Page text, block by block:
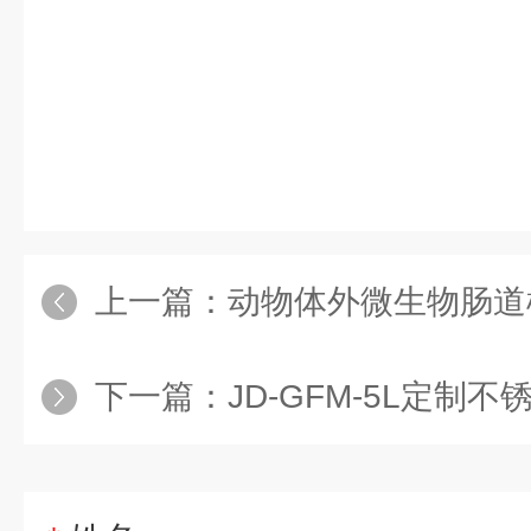
上一篇： 动物体外微生物肠
下一篇： JD-GFM-5L定制不